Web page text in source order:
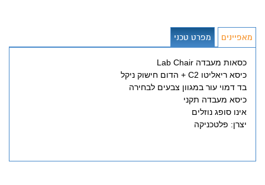
מאפיינים מפרט טכני
כסאות מעבדה Lab Chair
כיסא ריאליטו C2 + הדום חישוק ניקל
בד דמוי עור במגוון צבעים לבחירה
כיסא מעבדה תקני
אינו סופג נוזלים
יצרן: פלטכניקה